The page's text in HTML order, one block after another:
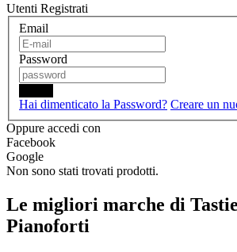
Utenti Registrati
Email
Password
Hai dimenticato la Password? Creare un
Oppure accedi con
Facebook
Google
Non sono stati trovati prodotti.
Le migliori marche di
Pianoforti